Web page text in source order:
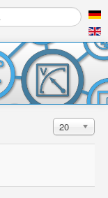
Display #
20